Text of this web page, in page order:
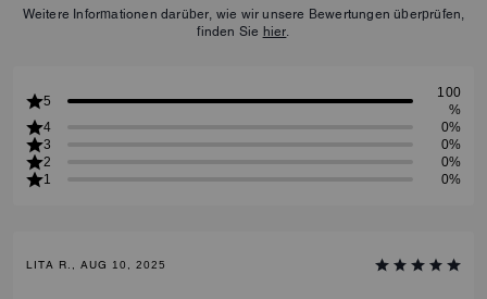
Weitere Informationen darüber, wie wir unsere Bewertungen überprüfen,
finden Sie hier.
5
100
%
4
0%
3
0%
2
0%
1
0%
LITA R., AUG 10, 2025